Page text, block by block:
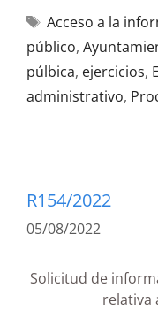
Acceso a la
público,
púlbica, ejercicios,
administrativo,
R154/2022
05/08/2022
Solicitud de
relativa